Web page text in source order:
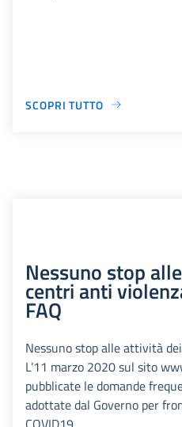
SCOPRI TUTTO
Nessuno stop
centri anti
FAQ
Nessuno stop alle attività
L’11 marzo 2020 sul sito
pubblicate le domande
adottate dal Governo per